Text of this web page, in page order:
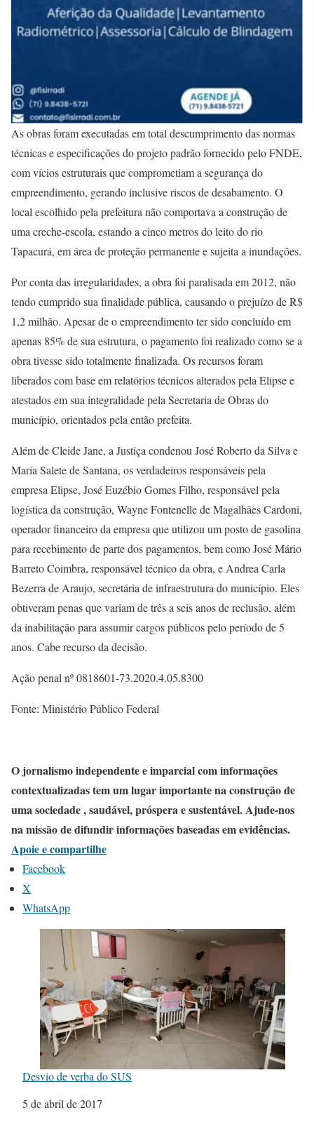
As obras foram executadas em total descumprimento das normas
técnicas e especificações do projeto padrão fornecido pelo FNDE,
com vícios estruturais que comprometiam a segurança do
empreendimento, gerando inclusive riscos de desabamento. O
local escolhido pela prefeitura não comportava a construção de
uma creche-escola, estando a cinco metros do leito do rio
Tapacurá, em área de proteção permanente e sujeita a inundações.
Por conta das irregularidades, a obra foi paralisada em 2012, não
tendo cumprido sua finalidade pública, causando o prejuízo de R$
1,2 milhão. Apesar de o empreendimento ter sido concluído em
apenas 85% de sua estrutura, o pagamento foi realizado como se a
obra tivesse sido totalmente finalizada. Os recursos foram
liberados com base em relatórios técnicos alterados pela Elipse e
atestados em sua integralidade pela Secretaria de Obras do
município, orientados pela então prefeita.
Além de Cleide Jane, a Justiça condenou José Roberto da Silva e
Maria Salete de Santana, os verdadeiros responsáveis pela
empresa Elipse, José Euzébio Gomes Filho, responsável pela
logística da construção, Wayne Fontenelle de Magalhães Cardoni,
operador financeiro da empresa que utilizou um posto de gasolina
para recebimento de parte dos pagamentos, bem como José Mário
Barreto Coimbra, responsável técnico da obra, e Andrea Carla
Bezerra de Araujo, secretária de infraestrutura do município. Eles
obtiveram penas que variam de três a seis anos de reclusão, além
da inabilitação para assumir cargos públicos pelo período de 5
anos. Cabe recurso da decisão.
Ação penal nº 0818601-73.2020.4.05.8300
Fonte: Ministério Público Federal
O jornalismo independente e imparcial com informações
contextualizadas tem um lugar importante na construção de
uma sociedade , saudável, próspera e sustentável. Ajude-nos
na missão de difundir informações baseadas em evidências.
Apoie e compartilhe
Facebook
X
WhatsApp
Desvio de verba do SUS
Data
5 de abril de 2017